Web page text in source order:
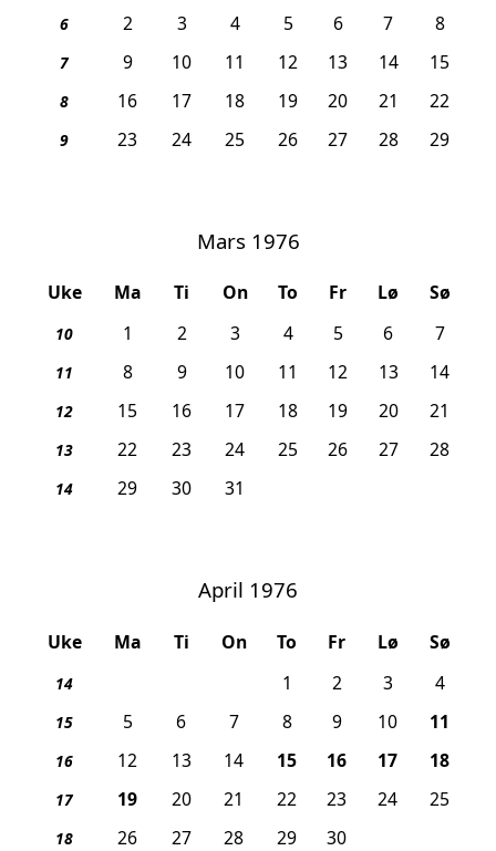
6 2 3 4 5 6 7 8
7 9 10 11 12 13 14 15
8 16 17 18 19 20 21 22
9 23 24 25 26 27 28 29
Mars 1976
Uke Ma Ti On To Fr Lø Sø
10 1 2 3 4 5 6 7
11 8 9 10 11 12 13 14
12 15 16 17 18 19 20 21
13 22 23 24 25 26 27 28
14 29 30 31
April 1976
Uke Ma Ti On To Fr Lø Sø
14 1 2 3 4
15 5 6 7 8 9 10 11
16 12 13 14 15, Skjærtorsdag
16, Langfredag
17, 18, 1.
17 19, 2. påskedag
20 21 22 23 24 25
18 26 27 28 29 30